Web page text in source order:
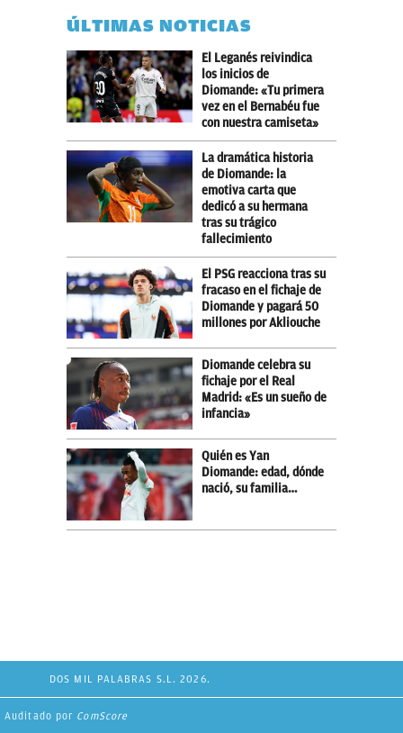
ÚLTIMAS NOTICIAS
El Leganés reivindica
los inicios de
Diomande: «Tu primera
vez en el Bernabéu fue
con nuestra camiseta»
La dramática historia
de Diomande: la
emotiva carta que
dedicó a su hermana
tras su trágico
fallecimiento
El PSG reacciona tras su
fracaso en el fichaje de
Diomande y pagará 50
millones por Akliouche
Diomande celebra su
fichaje por el Real
Madrid: «Es un sueño de
infancia»
Quién es Yan
Diomande: edad, dónde
nació, su familia…
DOS MIL PALABRAS S.L. 2026.
Auditado por ComScore